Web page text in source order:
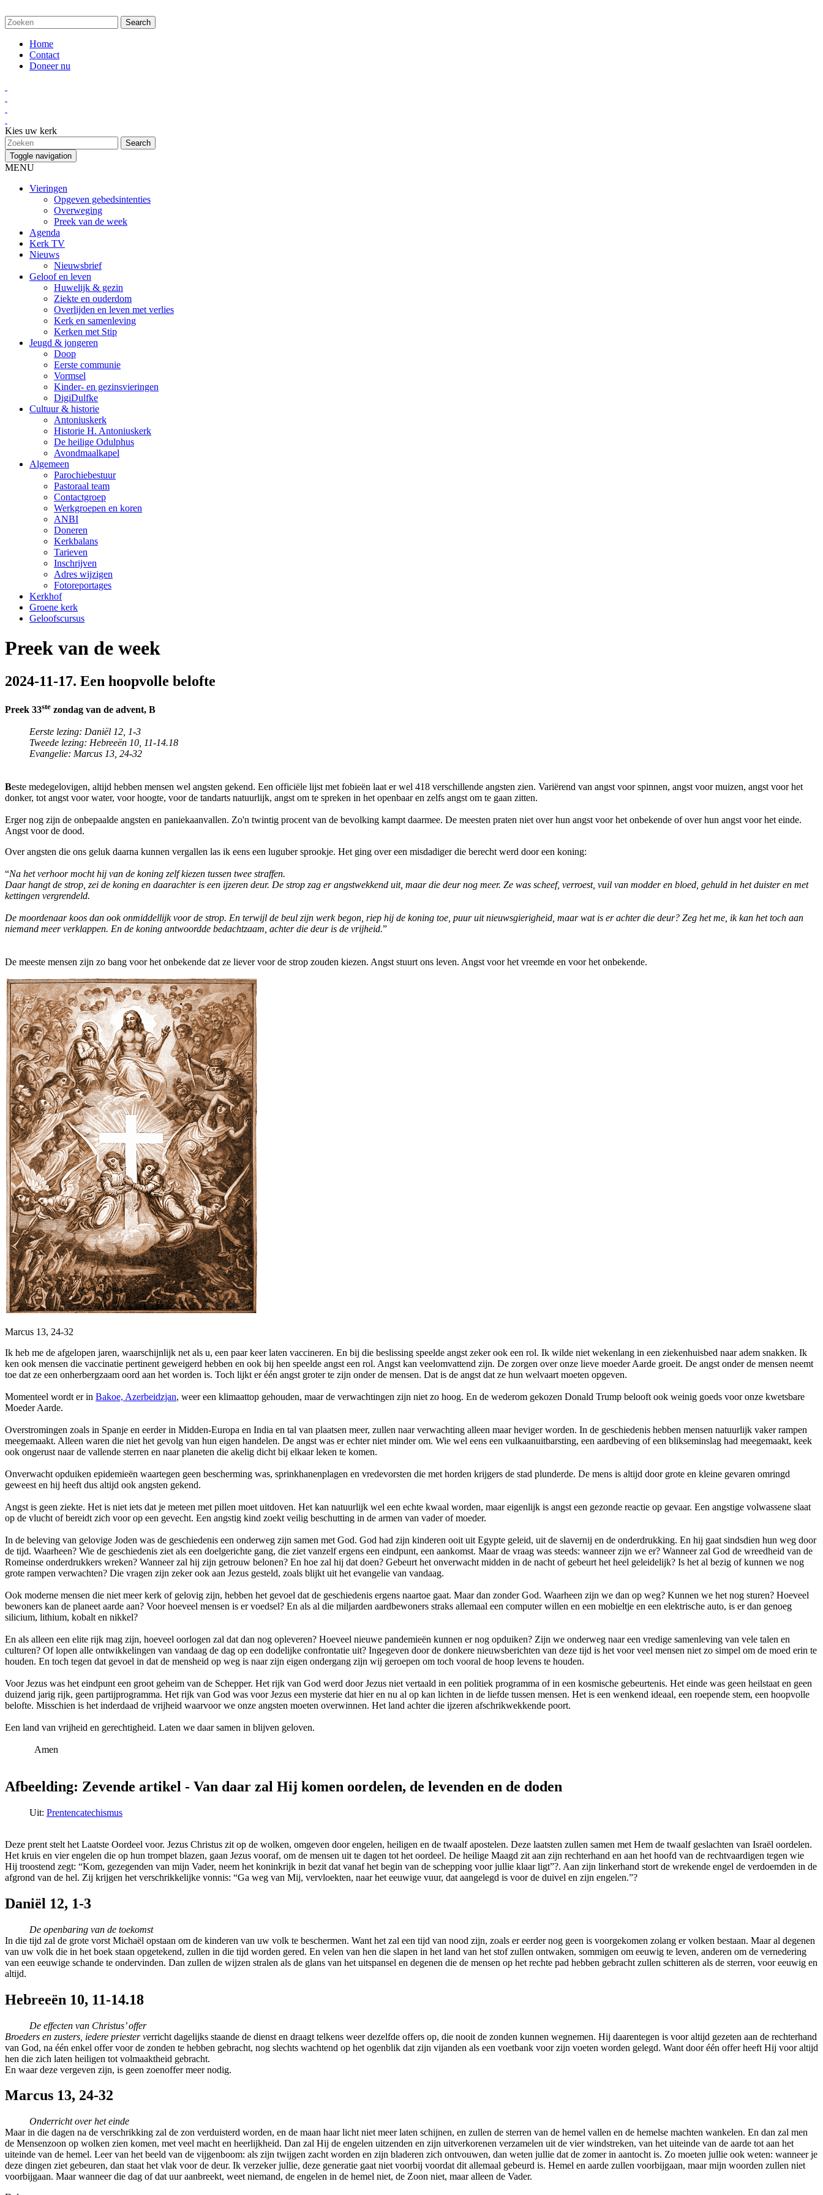
Home
Contact
Doneer nu
Kies uw kerk
Toggle navigation
MENU
Vieringen
Opgeven gebedsintenties
Overweging
Preek van de week
Agenda
Kerk TV
Nieuws
Nieuwsbrief
Geloof en leven
Huwelijk & gezin
Ziekte en ouderdom
Overlijden en leven met verlies
Kerk en samenleving
Kerken met Stip
Jeugd & jongeren
Doop
Eerste communie
Vormsel
Kinder- en gezinsvieringen
DigiDulfke
Cultuur & historie
Antoniuskerk
Historie H. Antoniuskerk
De heilige Odulphus
Avondmaalkapel
Algemeen
Parochiebestuur
Pastoraal team
Contactgroep
Werkgroepen en koren
ANBI
Doneren
Kerkbalans
Tarieven
Inschrijven
Adres wijzigen
Fotoreportages
Kerkhof
Groene kerk
Geloofscursus
Preek van de week
2024-11-17. Een hoopvolle belofte
Preek 33ste zondag van de advent, B
Eerste lezing: Daniël 12, 1-3
Tweede lezing: Hebreeën 10, 11-14.18
Evangelie: Marcus 13, 24-32
Beste medegelovigen, altijd hebben mensen wel angsten gekend. Een officiële lijst met fobieën laat er wel 418 verschillende angsten zien. Variërend van angst voor spinnen, angst voor muizen, angst voor het
donker, tot angst voor water, voor hoogte, voor de tandarts natuurlijk, angst om te spreken in het openbaar en zelfs angst om te gaan zitten.
Erger nog zijn de onbepaalde angsten en paniekaanvallen. Zo'n twintig procent van de bevolking kampt daarmee. De meesten praten niet over hun angst voor het onbekende of over hun angst voor het einde.
Angst voor de dood.
Over angsten die ons geluk daarna kunnen vergallen las ik eens een luguber sprookje. Het ging over een misdadiger die berecht werd door een koning:
“Na het verhoor mocht hij van de koning zelf kiezen tussen twee straffen.
Daar hangt de strop, zei de koning en daarachter is een ijzeren deur. De strop zag er angstwekkend uit, maar die deur nog meer. Ze was scheef, verroest, vuil van modder en bloed, gehuld in het duister en met
kettingen vergrendeld.
De moordenaar koos dan ook onmiddellijk voor de strop. En terwijl de beul zijn werk begon, riep hij de koning toe, puur uit nieuwsgierigheid, maar wat is er achter die deur? Zeg het me, ik kan het toch aan
niemand meer verklappen. En de koning antwoordde bedachtzaam, achter die deur is de vrijheid.”
De meeste mensen zijn zo bang voor het onbekende dat ze liever voor de strop zouden kiezen. Angst stuurt ons leven. Angst voor het vreemde en voor het onbekende.
Marcus 13, 24-32
Ik heb me de afgelopen jaren, waarschijnlijk net als u, een paar keer laten vaccineren. En bij die beslissing speelde angst zeker ook een rol. Ik wilde niet wekenlang in een ziekenhuisbed naar adem snakken. Ik
ken ook mensen die vaccinatie pertinent geweigerd hebben en ook bij hen speelde angst een rol. Angst kan veelomvattend zijn. De zorgen over onze lieve moeder Aarde groeit. De angst onder de mensen neemt
toe dat ze een onherbergzaam oord aan het worden is. Toch lijkt er één angst groter te zijn onder de mensen. Dat is de angst dat ze hun welvaart moeten opgeven.
Momenteel wordt er in Bakoe, Azerbeidzjan, weer een klimaattop gehouden, maar de verwachtingen zijn niet zo hoog. En de wederom gekozen Donald Trump belooft ook weinig goeds voor onze kwetsbare
Moeder Aarde.
Overstromingen zoals in Spanje en eerder in Midden-Europa en India en tal van plaatsen meer, zullen naar verwachting alleen maar heviger worden. In de geschiedenis hebben mensen natuurlijk vaker rampen
meegemaakt. Alleen waren die niet het gevolg van hun eigen handelen. De angst was er echter niet minder om. Wie wel eens een vulkaanuitbarsting, een aardbeving of een blikseminslag had meegemaakt, keek
ook ongerust naar de vallende sterren en naar planeten die akelig dicht bij elkaar leken te komen.
Onverwacht opduiken epidemieën waartegen geen bescherming was, sprinkhanenplagen en vredevorsten die met horden krijgers de stad plunderde. De mens is altijd door grote en kleine gevaren omringd
geweest en hij heeft dus altijd ook angsten gekend.
Angst is geen ziekte. Het is niet iets dat je meteen met pillen moet uitdoven. Het kan natuurlijk wel een echte kwaal worden, maar eigenlijk is angst een gezonde reactie op gevaar. Een angstige volwassene slaat
op de vlucht of bereidt zich voor op een gevecht. Een angstig kind zoekt veilig beschutting in de armen van vader of moeder.
In de beleving van gelovige Joden was de geschiedenis een onderweg zijn samen met God. God had zijn kinderen ooit uit Egypte geleid, uit de slavernij en de onderdrukking. En hij gaat sindsdien hun weg door
de tijd. Waarheen? Wie de geschiedenis ziet als een doelgerichte gang, die ziet vanzelf ergens een eindpunt, een aankomst. Maar de vraag was steeds: wanneer zijn we er? Wanneer zal God de wreedheid van de
Romeinse onderdrukkers wreken? Wanneer zal hij zijn getrouw belonen? En hoe zal hij dat doen? Gebeurt het onverwacht midden in de nacht of gebeurt het heel geleidelijk? Is het al bezig of kunnen we nog
grote rampen verwachten? Die vragen zijn zeker ook aan Jezus gesteld, zoals blijkt uit het evangelie van vandaag.
Ook moderne mensen die niet meer kerk of gelovig zijn, hebben het gevoel dat de geschiedenis ergens naartoe gaat. Maar dan zonder God. Waarheen zijn we dan op weg? Kunnen we het nog sturen? Hoeveel
bewoners kan de planeet aarde aan? Voor hoeveel mensen is er voedsel? En als al die miljarden aardbewoners straks allemaal een computer willen en een mobieltje en een elektrische auto, is er dan genoeg
silicium, lithium, kobalt en nikkel?
En als alleen een elite rijk mag zijn, hoeveel oorlogen zal dat dan nog opleveren? Hoeveel nieuwe pandemieën kunnen er nog opduiken? Zijn we onderweg naar een vredige samenleving van vele talen en
culturen? Of lopen alle ontwikkelingen van vandaag de dag op een dodelijke confrontatie uit? Ingegeven door de donkere nieuwsberichten van deze tijd is het voor veel mensen niet zo simpel om de moed erin te
houden. En toch tegen dat gevoel in dat de mensheid op weg is naar zijn eigen ondergang zijn wij geroepen om toch vooral de hoop levens te houden.
Voor Jezus was het eindpunt een groot geheim van de Schepper. Het rijk van God werd door Jezus niet vertaald in een politiek programma of in een kosmische gebeurtenis. Het einde was geen heilstaat en geen
duizend jarig rijk, geen partijprogramma. Het rijk van God was voor Jezus een mysterie dat hier en nu al op kan lichten in de liefde tussen mensen. Het is een wenkend ideaal, een roepende stem, een hoopvolle
belofte. Misschien is het inderdaad de vrijheid waarvoor we onze angsten moeten overwinnen. Het land achter die ijzeren afschrikwekkende poort.
Een land van vrijheid en gerechtigheid. Laten we daar samen in blijven geloven.
Amen
Afbeelding: Zevende artikel - Van daar zal Hij komen oordelen, de levenden en de doden
Uit: Prentencatechismus
Deze prent stelt het Laatste Oordeel voor. Jezus Christus zit op de wolken, omgeven door engelen, heiligen en de twaalf apostelen. Deze laatsten zullen samen met Hem de twaalf geslachten van Israël oordelen.
Het kruis en vier engelen die op hun trompet blazen, gaan Jezus vooraf, om de mensen uit te dagen tot het oordeel. De heilige Maagd zit aan zijn rechterhand en aan het hoofd van de rechtvaardigen tegen wie
Hij troostend zegt: “Kom, gezegenden van mijn Vader, neem het koninkrijk in bezit dat vanaf het begin van de schepping voor jullie klaar ligt”?. Aan zijn linkerhand stort de wrekende engel de verdoemden in de
afgrond van de hel. Zij krijgen het verschrikkelijke vonnis: “Ga weg van Mij, vervloekten, naar het eeuwige vuur, dat aangelegd is voor de duivel en zijn engelen.”?
Daniël 12, 1-3
De openbaring van de toekomst
In die tijd zal de grote vorst Michaël opstaan om de kinderen van uw volk te beschermen. Want het zal een tijd van nood zijn, zoals er eerder nog geen is voorgekomen zolang er volken bestaan. Maar al degenen
van uw volk die in het boek staan opgetekend, zullen in die tijd worden gered. En velen van hen die slapen in het land van het stof zullen ontwaken, sommigen om eeuwig te leven, anderen om de vernedering
van een eeuwige schande te ondervinden. Dan zullen de wijzen stralen als de glans van het uitspansel en degenen die de mensen op het rechte pad hebben gebracht zullen schitteren als de sterren, voor eeuwig en
altijd.
Hebreeën 10, 11-14.18
De effecten van Christus’ offer
Broeders en zusters, iedere priester verricht dagelijks staande de dienst en draagt telkens weer dezelfde offers op, die nooit de zonden kunnen wegnemen. Hij daarentegen is voor altijd gezeten aan de rechterhand
van God, na één enkel offer voor de zonden te hebben gebracht, nog slechts wachtend op het ogenblik dat zijn vijanden als een voetbank voor zijn voeten worden gelegd. Want door één offer heeft Hij voor altijd
hen die zich laten heiligen tot volmaaktheid gebracht.
En waar deze vergeven zijn, is geen zoenoffer meer nodig.
Marcus 13, 24-32
Onderricht over het einde
Maar in die dagen na de verschrikking zal de zon verduisterd worden, en de maan haar licht niet meer laten schijnen, en zullen de sterren van de hemel vallen en de hemelse machten wankelen. En dan zal men
de Mensenzoon op wolken zien komen, met veel macht en heerlijkheid. Dan zal Hij de engelen uitzenden en zijn uitverkorenen verzamelen uit de vier windstreken, van het uiteinde van de aarde tot aan het
uiteinde van de hemel. Leer van het beeld van de vijgenboom: als zijn twijgen zacht worden en zijn bladeren zich ontvouwen, dan weten jullie dat de zomer in aantocht is. Zo moeten jullie ook weten: wanneer je
deze dingen ziet gebeuren, dan staat het vlak voor de deur. Ik verzeker jullie, deze generatie gaat niet voorbij voordat dit allemaal gebeurd is. Hemel en aarde zullen voorbijgaan, maar mijn woorden zullen niet
voorbijgaan. Maar wanneer die dag of dat uur aanbreekt, weet niemand, de engelen in de hemel niet, de Zoon niet, maar alleen de Vader.